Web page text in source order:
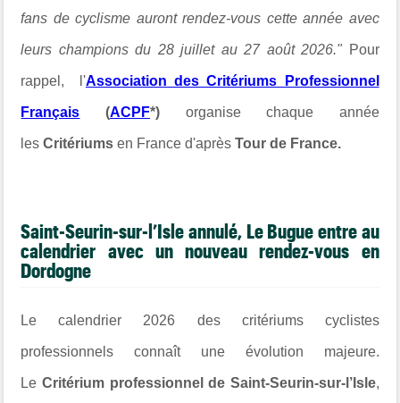
fans de cyclisme auront rendez-vous cette année avec
leurs champions du 28 juillet au 27 août 2026." Pour
rappel, l'Association des Critériums Professionnel
Français (ACPF*) organise chaque année
lesCritériums en France d'après Tour de France.
Saint-Seurin-sur-l’Isle annulé, Le Bugue entre au
calendrier avec un nouveau rendez-vous en
Dordogne
Le calendrier 2026 des critériums cyclistes
professionnels connaît une évolution majeure.
Le Critérium professionnel de Saint-Seurin-sur-l’Isle,